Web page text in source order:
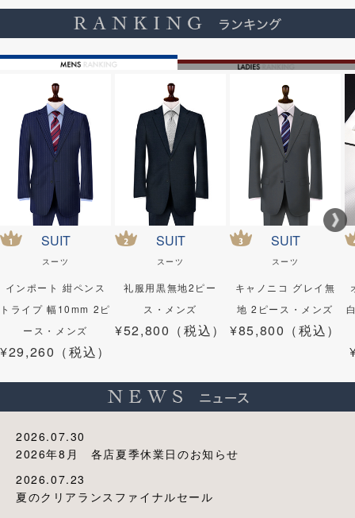
SUIT
スーツ
インポート 紺ペンス
トライプ 幅10mm 2ピ
ース・メンズ
¥29,260（税込）
SUIT
スーツ
礼服用黒無地2ピー
ス・メンズ
¥52,800（税込）
SUIT
スーツ
キャノニコ グレイ無
地 2ピース・メンズ
¥85,800（税込）
2026.07.30
2026年8月 各店夏季休業日のお知らせ
2026.07.23
夏のクリアランスファイナルセール